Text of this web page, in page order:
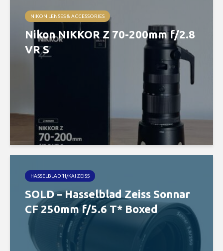
NIKON LENSES & ACCESSORIES
Nikon NIKKOR Z 70-200mm f/2.8
VR S
HASSELBLAD Ή/ΚΑΙ ZEISS
SOLD – Hasselblad Zeiss Sonnar
CF 250mm f/5.6 T* Boxed